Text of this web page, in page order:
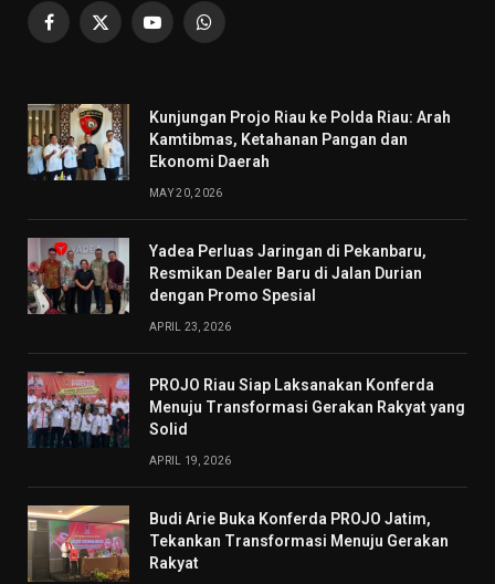
Facebook
X
YouTubeWhatsApp
Kunjungan Projo Riau ke Polda Riau: Arah
Kamtibmas, Ketahanan Pangan dan
Ekonomi Daerah
MAY 20, 2026
Yadea Perluas Jaringan di Pekanbaru,
Resmikan Dealer Baru di Jalan Durian
dengan Promo Spesial
APRIL 23, 2026
PROJO Riau Siap Laksanakan Konferda
Menuju Transformasi Gerakan Rakyat yang
Solid
APRIL 19, 2026
Budi Arie Buka Konferda PROJO Jatim,
Tekankan Transformasi Menuju Gerakan
Rakyat